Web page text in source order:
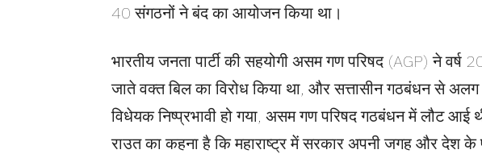
40 संगठनों ने बंद का आयोजन किया था।
भारतीय जनता पार्टी की सहयोगी असम गण परिषद (AGP) ने वर्ष
जाते वक्त बिल का विरोध किया था, और सत्तासीन गठबंधन से
विधेयक निष्प्रभावी हो गया, असम गण परिषद गठबंधन में लौट
राउत का कहना है कि महाराष्ट्र में सरकार अपनी जगह और देश